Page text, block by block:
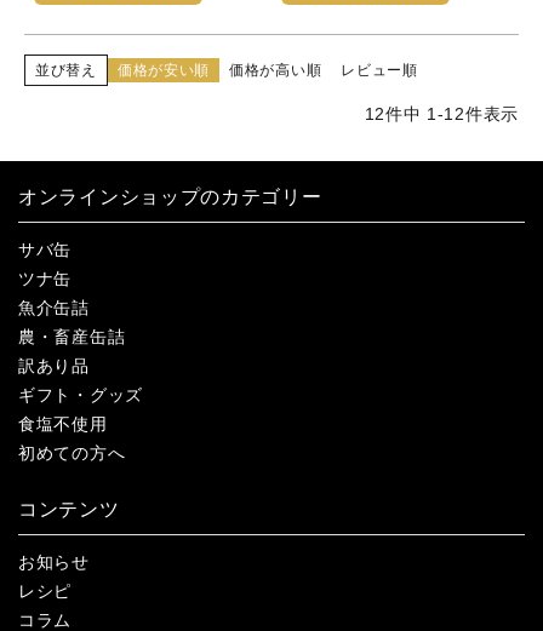
並び替え 価格が安い順 価格が高い順 レビュー順
12件中 1 -12件表示
オンラインショップのカテゴリー
サバ缶
ツナ缶
魚介缶詰
農・畜産缶詰
訳あり品
ギフト・グッズ
食塩不使用
初めての方へ
コンテンツ
お知らせ
レシピ
コラム